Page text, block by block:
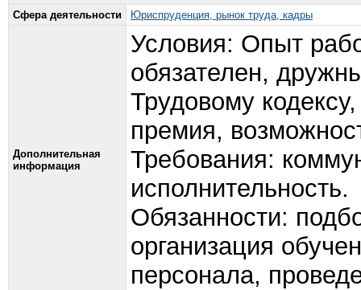
Сфера деятельности Юриспруденция, рынок труда, кадры
Дополнительная
информация
Условия: Опыт
обязателен,
Трудовому
премия,
Требования:
исполнительность.
Обязанности:
организация
персонала,